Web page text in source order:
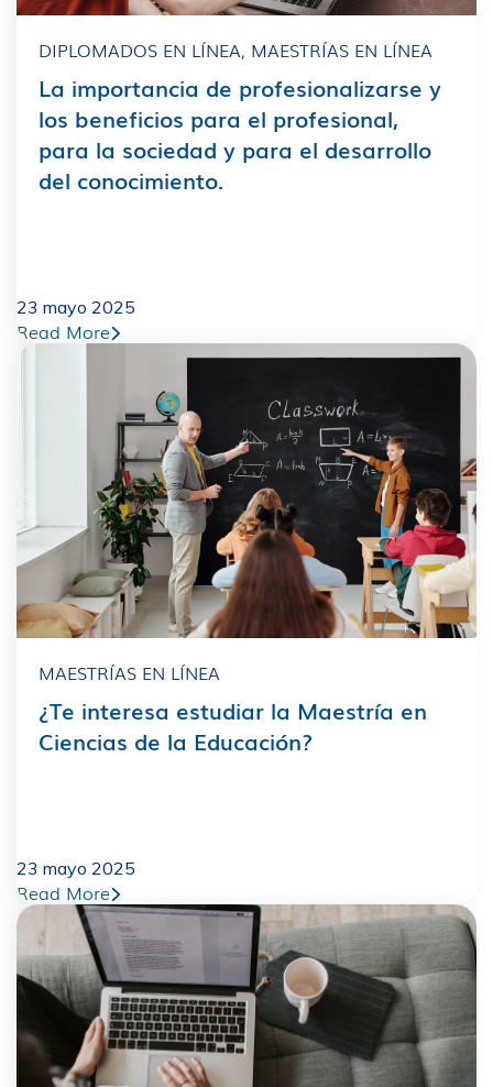
DIPLOMADOS EN LÍNEA, MAESTRÍAS EN LÍNEA
La importancia de profesionalizarse y
los beneficios para el profesional,
para la sociedad y para el desarrollo
del conocimiento.
23 mayo 2025
Read More
MAESTRÍAS EN LÍNEA
¿Te interesa estudiar la Maestría en
Ciencias de la Educación?
23 mayo 2025
Read More